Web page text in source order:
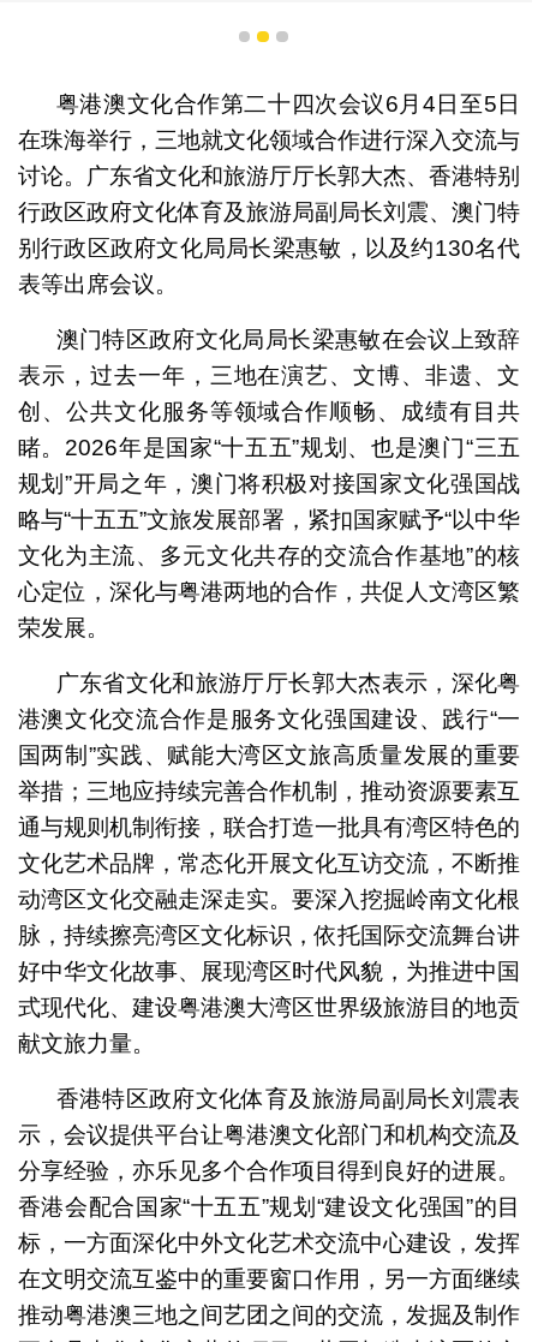
1 2 3
粤港澳文化合作第二十四次会议6月4日至5日
在珠海举行，三地就文化领域合作进行深入交流与
讨论。广东省文化和旅游厅厅长郭大杰、香港特别
行政区政府文化体育及旅游局副局长刘震、澳门特
别行政区政府文化局局长梁惠敏，以及约130名代
表等出席会议。
澳门特区政府文化局局长梁惠敏在会议上致辞
表示，过去一年，三地在演艺、文博、非遗、文
创、公共文化服务等领域合作顺畅、成绩有目共
睹。2026年是国家“十五五”规划、也是澳门“三五
规划”开局之年，澳门将积极对接国家文化强国战
略与“十五五”文旅发展部署，紧扣国家赋予“以中华
文化为主流、多元文化共存的交流合作基地”的核
心定位，深化与粤港两地的合作，共促人文湾区繁
荣发展。
广东省文化和旅游厅厅长郭大杰表示，深化粤
港澳文化交流合作是服务文化强国建设、践行“一
国两制”实践、赋能大湾区文旅高质量发展的重要
举措；三地应持续完善合作机制，推动资源要素互
通与规则机制衔接，联合打造一批具有湾区特色的
文化艺术品牌，常态化开展文化互访交流，不断推
动湾区文化交融走深走实。要深入挖掘岭南文化根
脉，持续擦亮湾区文化标识，依托国际交流舞台讲
好中华文化故事、展现湾区时代风貌，为推进中国
式现代化、建设粤港澳大湾区世界级旅游目的地贡
献文旅力量。
香港特区政府文化体育及旅游局副局长刘震表
示，会议提供平台让粤港澳文化部门和机构交流及
分享经验，亦乐见多个合作项目得到良好的进展。
香港会配合国家“十五五”规划“建设文化强国”的目
标，一方面深化中外文化艺术交流中心建设，发挥
在文明交流互鉴中的重要窗口作用，另一方面继续
推动粤港澳三地之间艺团之间的交流，发掘及制作